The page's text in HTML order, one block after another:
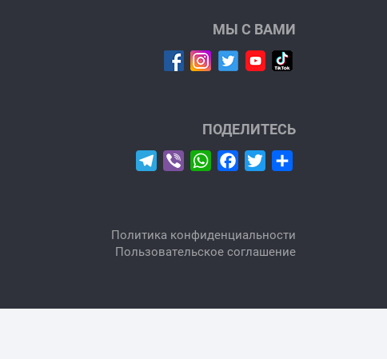
МЫ С ВАМИ
ПОДЕЛИТЕСЬ
Telegram
Viber WhatsAppFacebook
Twitter
Политика конфиденциальности
Пользовательское соглашение